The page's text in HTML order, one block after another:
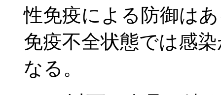
性免疫による防御は
免疫不全状態では感
なる。